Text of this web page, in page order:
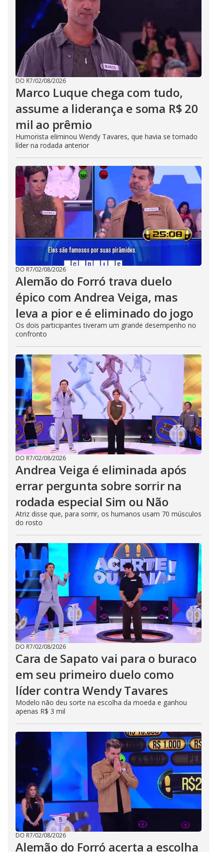
DO R7/02/08/2026
Marco Luque chega com tudo,
assume a liderança e soma R$ 20
mil ao prêmio
Humorista eliminou Wendy Tavares, que havia se tornado
líder na rodada anterior
DO R7/02/08/2026
Alemão do Forró trava duelo
épico com Andrea Veiga, mas
leva a pior e é eliminado do jogo
Os dois participantes tiveram um grande desempenho no
confronto
DO R7/02/08/2026
Andrea Veiga é eliminada após
errar pergunta sobre sorrir na
rodada especial Sim ou Não
Atriz disse que, para sorrir, os humanos usam 70 músculos
do rosto
DO R7/02/08/2026
Cara de Sapato vai para o buraco
em seu primeiro duelo como
líder contra Wendy Tavares
Modelo não deu sorte na escolha da moeda e ganhou
apenas R$ 3 mil
DO R7/02/08/2026
Alemão do Forró acerta a escolha